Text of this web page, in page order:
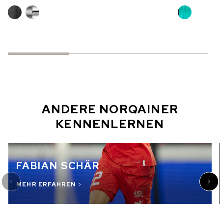
ANDERE NORQAINER
KENNENLERNEN
FABIAN SCHÄR
MEHR ERFAHREN